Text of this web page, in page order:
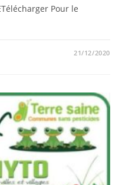
Pour le
21/12/2020